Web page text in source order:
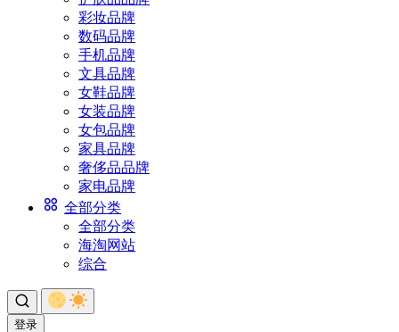
彩妆品牌
数码品牌
手机品牌
文具品牌
女鞋品牌
女装品牌
女包品牌
家具品牌
奢侈品品牌
家电品牌
全部分类
全部分类
海淘网站
综合
登录